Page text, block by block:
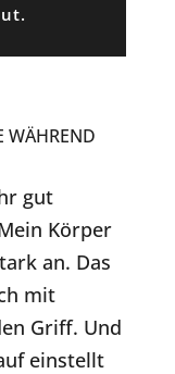
WÄHREND
gut
Körper
an. Das
mit
Griff. Und
einstellt